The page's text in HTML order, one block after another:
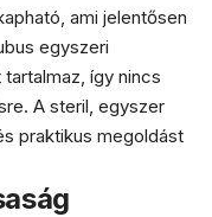
ami jelentősen
egyszeri
így nincs
A steril, egyszer
praktikus megoldást